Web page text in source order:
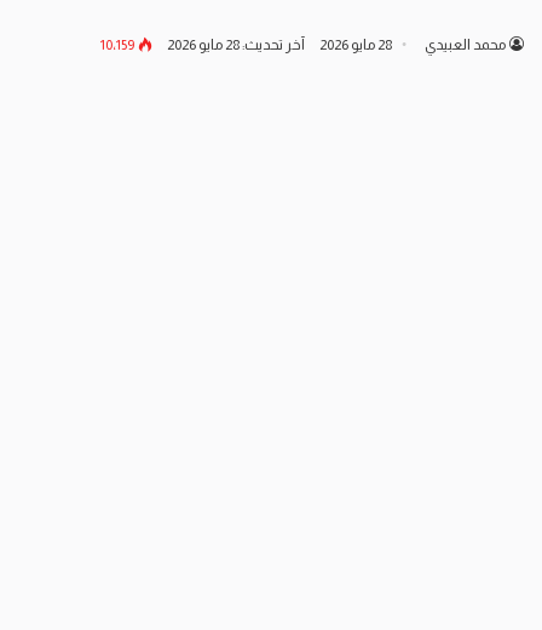
محمد العبيدي 28 مايو 2026 آخر تحديث: 28 مايو 2026 10٬159